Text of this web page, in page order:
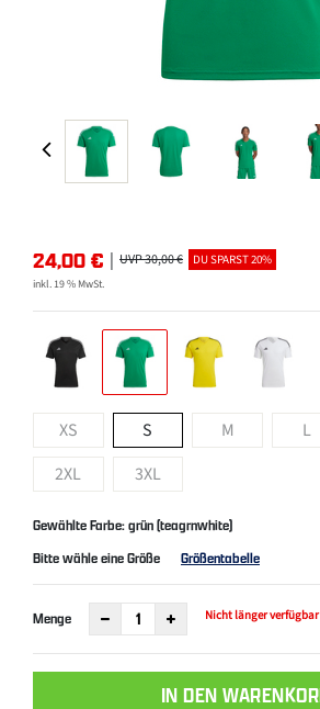
24,00 € | UVP 30,00 € DU SPARST 20%
inkl. 19 % MwSt.
XS S M L
2XL
3XL
Gewählte Farbe: grün (teagrnwhite)
Bitte wähle eine Größe
Größentabelle
Menge Nicht länger verfügbar
IN DEN